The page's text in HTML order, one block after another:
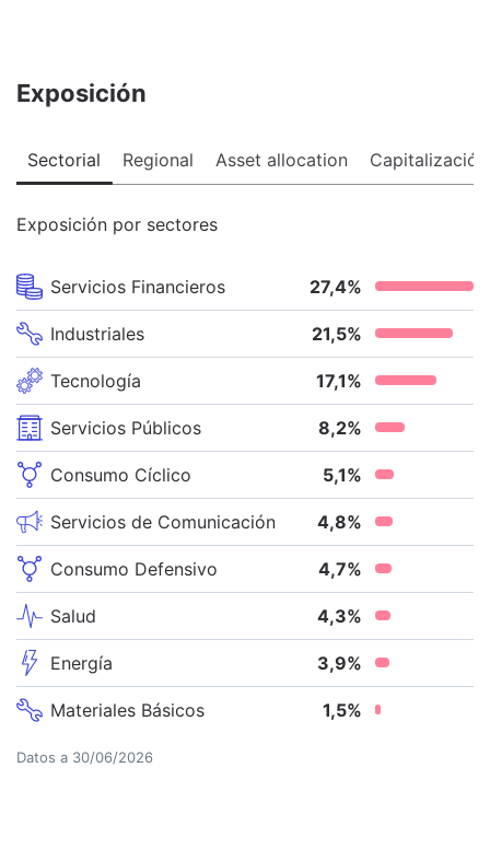
Exposición
Sectorial Regional Asset allocation Capitalización
Exposición por sectores
Servicios Financieros 27,4%
Industriales 21,5%
Tecnología 17,1%
Servicios Públicos 8,2%
Consumo Cíclico 5,1%
Servicios de Comunicación 4,8%
Consumo Defensivo 4,7%
Salud 4,3%
Energía 3,9%
Materiales Básicos 1,5%
Datos a 30/06/2026